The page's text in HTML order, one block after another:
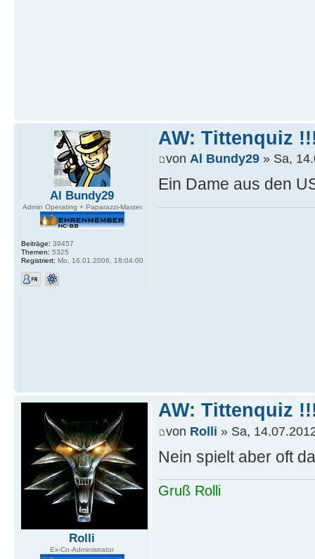
Al Bundy29
Admin Operating + Paparazzi-Master
Beiträge: 39457
Themen: 5325
Registriert: Mo, 16.01.2006, 18:04:00
AW: Tittenquiz
von Al Bundy29 » Sa,
Ein Dame aus den
Rolli
Ex-Co-Administrator
AW: Tittenquiz
von Rolli » Sa,
Nein spielt aber oft
Gruß Rolli